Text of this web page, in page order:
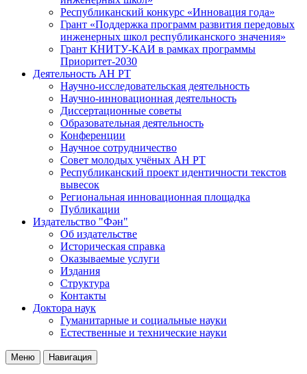
Республиканский конкурс «Инновация года»
Грант «Поддержка программ развития передовых
инженерных школ республиканского значения»
Грант КНИТУ-КАИ в рамках программы
Приоритет-2030
Деятельность АН РТ
Научно-исследовательская деятельность
Научно-инновационная деятельность
Диссертационные советы
Образовательная деятельность
Конференции
Научное сотрудничество
Совет молодых учёных АН РТ
Республиканский проект идентичности текстов
вывесок
Региональная инновационная площадка
Публикации
Издательство "Фән"
Об издательстве
Историческая справка
Оказываемые услуги
Издания
Структура
Контакты
Доктора наук
Гуманитарные и социальные науки
Естественные и технические науки
Меню Навигация